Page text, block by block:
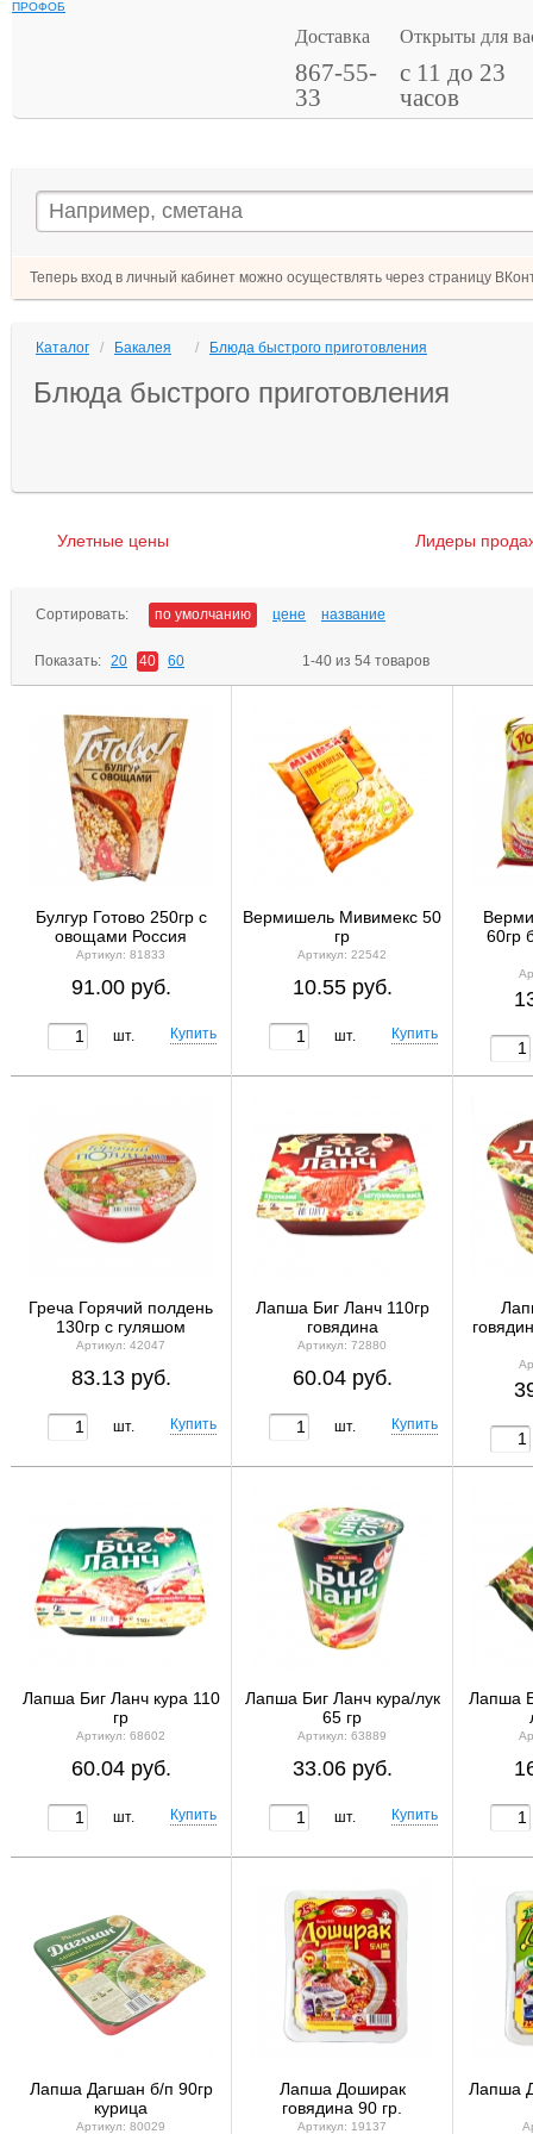
ПРОФОБ
Доставка
867-55-
33
Открыты для
с 11 до 23
часов
Теперь вход в личный кабинет можно осуществлять через страницу
Каталог / Бакалея / Блюда быстрого приготовления
Блюда быстрого приготовления
Улетные цены Лидеры
Сортировать: по умолчанию цене название
Показать: 20 40 60 1-40 из 54 товаров
Булгур Готово 250гр с
овощами Россия
Артикул: 81833
91.00 руб.
шт.
Вермишель Мивимекс 50
гр
Артикул: 22542
10.55 руб.
шт.
60гр
Греча Горячий полдень
130гр с гуляшом
Артикул: 42047
83.13 руб.
шт.
Лапша Биг Ланч 110гр
говядина
Артикул: 72880
60.04 руб.
шт.
Лапша Биг Ланч кура 110
гр
Артикул: 68602
60.04 руб.
шт.
Лапша Биг Ланч кура/лук
65 гр
Артикул: 63889
33.06 руб.
шт.
Лапша
Лапша Дагшан б/п 90гр
курица
Артикул: 80029
Лапша Доширак
говядина 90 гр.
Артикул: 19137
Лапша